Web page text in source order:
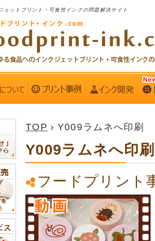
ェットプリント・可食性インクの問題解決サイト
TOP › Y009ラムネへ印刷
Y009ラムネへ印刷
フードプリント